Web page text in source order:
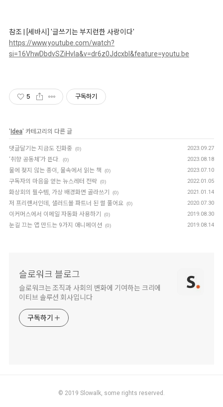
참조 | [세바시] '글쓰기는 부지런한 사랑이다'
https://www.youtube.com/watch?
si=16VhwDbdvSZiHvIa&v=dr6z0JdcxbI&feature=youtu.be
5 구독하기
'Idea' 카테고리의 다른 글
댓글달기는 지금도 진화중 (0) 2023.09.27
‘취향 공동체’가 뜬다. (0) 2023.08.18
물에 젖지 않는 종이, 물속에서 읽는 책 (0) 2023.07.10
구독자의 마음을 얻는 뉴스레터 전략 (0) 2022.01.05
화상회의 필수템, 가상 배경화면 골라쓰기 (0) 2021.01.14
저 프리랜서인데, 샐러드볼 파트너 된 썰 풀어요 (0) 2020.07.30
이커머스에서 이메일 자동화 사용하기 (0) 2019.08.30
눈길 끄는 앱 만드는 9가지 애니메이션 (0) 2019.08.14
슬로워크 블로그
슬로워크는 조직과 사회의 변화에 기여하는 크리에
이티브 솔루션 회사입니다
구독하기
© 2019 Slowalk, some rights reserved.